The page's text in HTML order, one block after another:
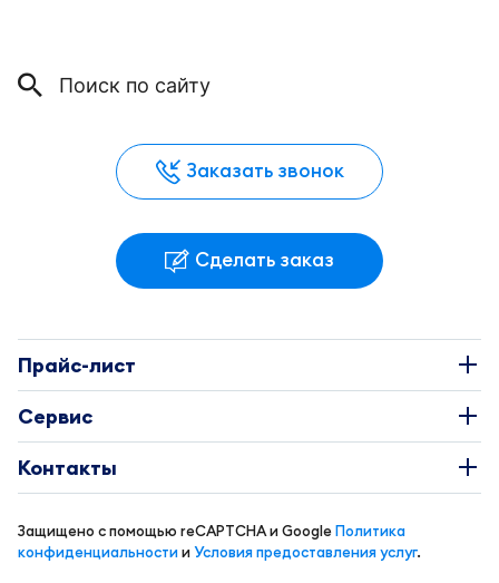
Заказать звонок
Сделать заказ
Прайс-лист
Этикетки
Буклеты
Визитки
Сервис
Требования к макетам
Доставка и оплата
Контакты
info@coral-print.ru
Защищено с помощью reCAPTCHA и GoogleПолитика
конфиденциальностииУсловия предоставления услуг.